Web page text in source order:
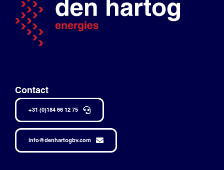
Contact
+31 (0)184 66 12 75
info@denhartogbv.com